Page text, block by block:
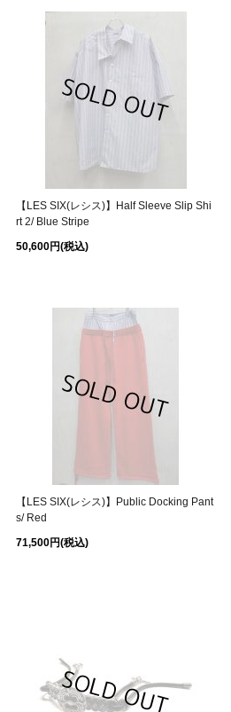
【LES SIX(レシス)】Half Sleeve Slip Shi
rt 2/ Blue Stripe
50,600円(税込)
【LES SIX(レシス)】Public Docking Pant
s/ Red
71,500円(税込)